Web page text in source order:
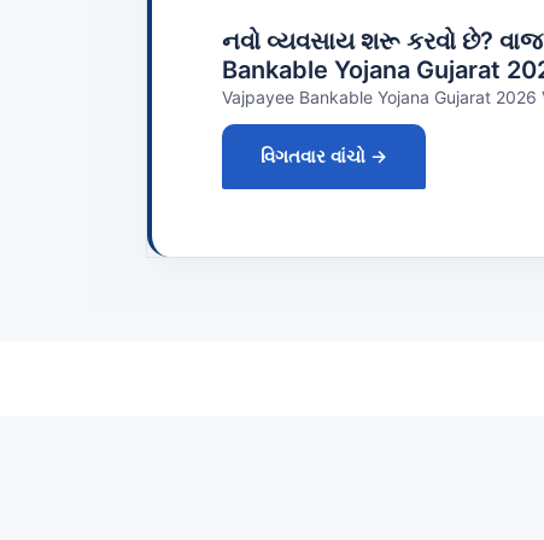
નવો વ્યવસાય શરૂ કરવો છે?
Bankable Yojana Gujarat
Vajpayee Bankable Yojana Gujarat
વિગતવાર વાંચો →